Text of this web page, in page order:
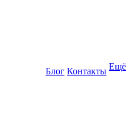
Блог Контакты Ещё